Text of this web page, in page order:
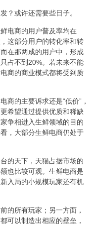
？或许还需要些日子。
电商的用户普及率均在
这部分用户的转化率和转
在那两成的用户中，形成
占不到20%。若未来不能
商的商业模式都将受到质
商的主要诉求还是“低价”，
希望通过提供优质和稀缺
争相进入生鲜领域的目的
，大部分生鲜电商仍处于
的天下，天猫占据市场的
也比较可观。生鲜电商是
入局的小规模玩家还有机
的所有玩家；另一方面，
可以制造出相应的壁垒，